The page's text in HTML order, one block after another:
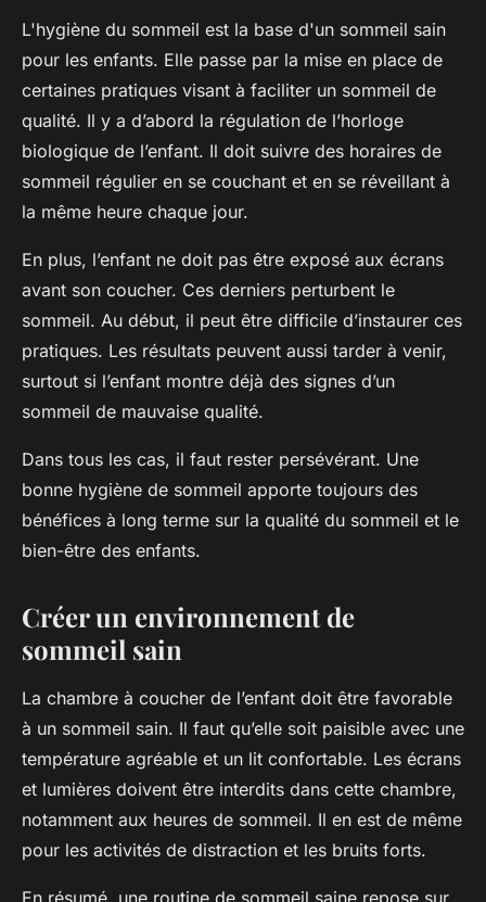
L'hygiène du sommeil est la base d'un sommeil sain
pour les enfants. Elle passe par la mise en place de
certaines pratiques visant à faciliter un sommeil de
qualité. Il y a d’abord la régulation de l’horloge
biologique de l’enfant. Il doit suivre des horaires de
sommeil régulier en se couchant et en se réveillant à
la même heure chaque jour.
En plus, l’enfant ne doit pas être exposé aux écrans
avant son coucher. Ces derniers perturbent le
sommeil. Au début, il peut être difficile d’instaurer ces
pratiques. Les résultats peuvent aussi tarder à venir,
surtout si l’enfant montre déjà des signes d’un
sommeil de mauvaise qualité.
Dans tous les cas, il faut rester persévérant. Une
bonne hygiène de sommeil apporte toujours des
bénéfices à long terme sur la qualité du sommeil et le
bien-être des enfants.
Créer un environnement de
sommeil sain
La chambre à coucher de l’enfant doit être favorable
à un sommeil sain. Il faut qu’elle soit paisible avec une
température agréable et un lit confortable. Les écrans
et lumières doivent être interdits dans cette chambre,
notamment aux heures de sommeil. Il en est de même
pour les activités de distraction et les bruits forts.